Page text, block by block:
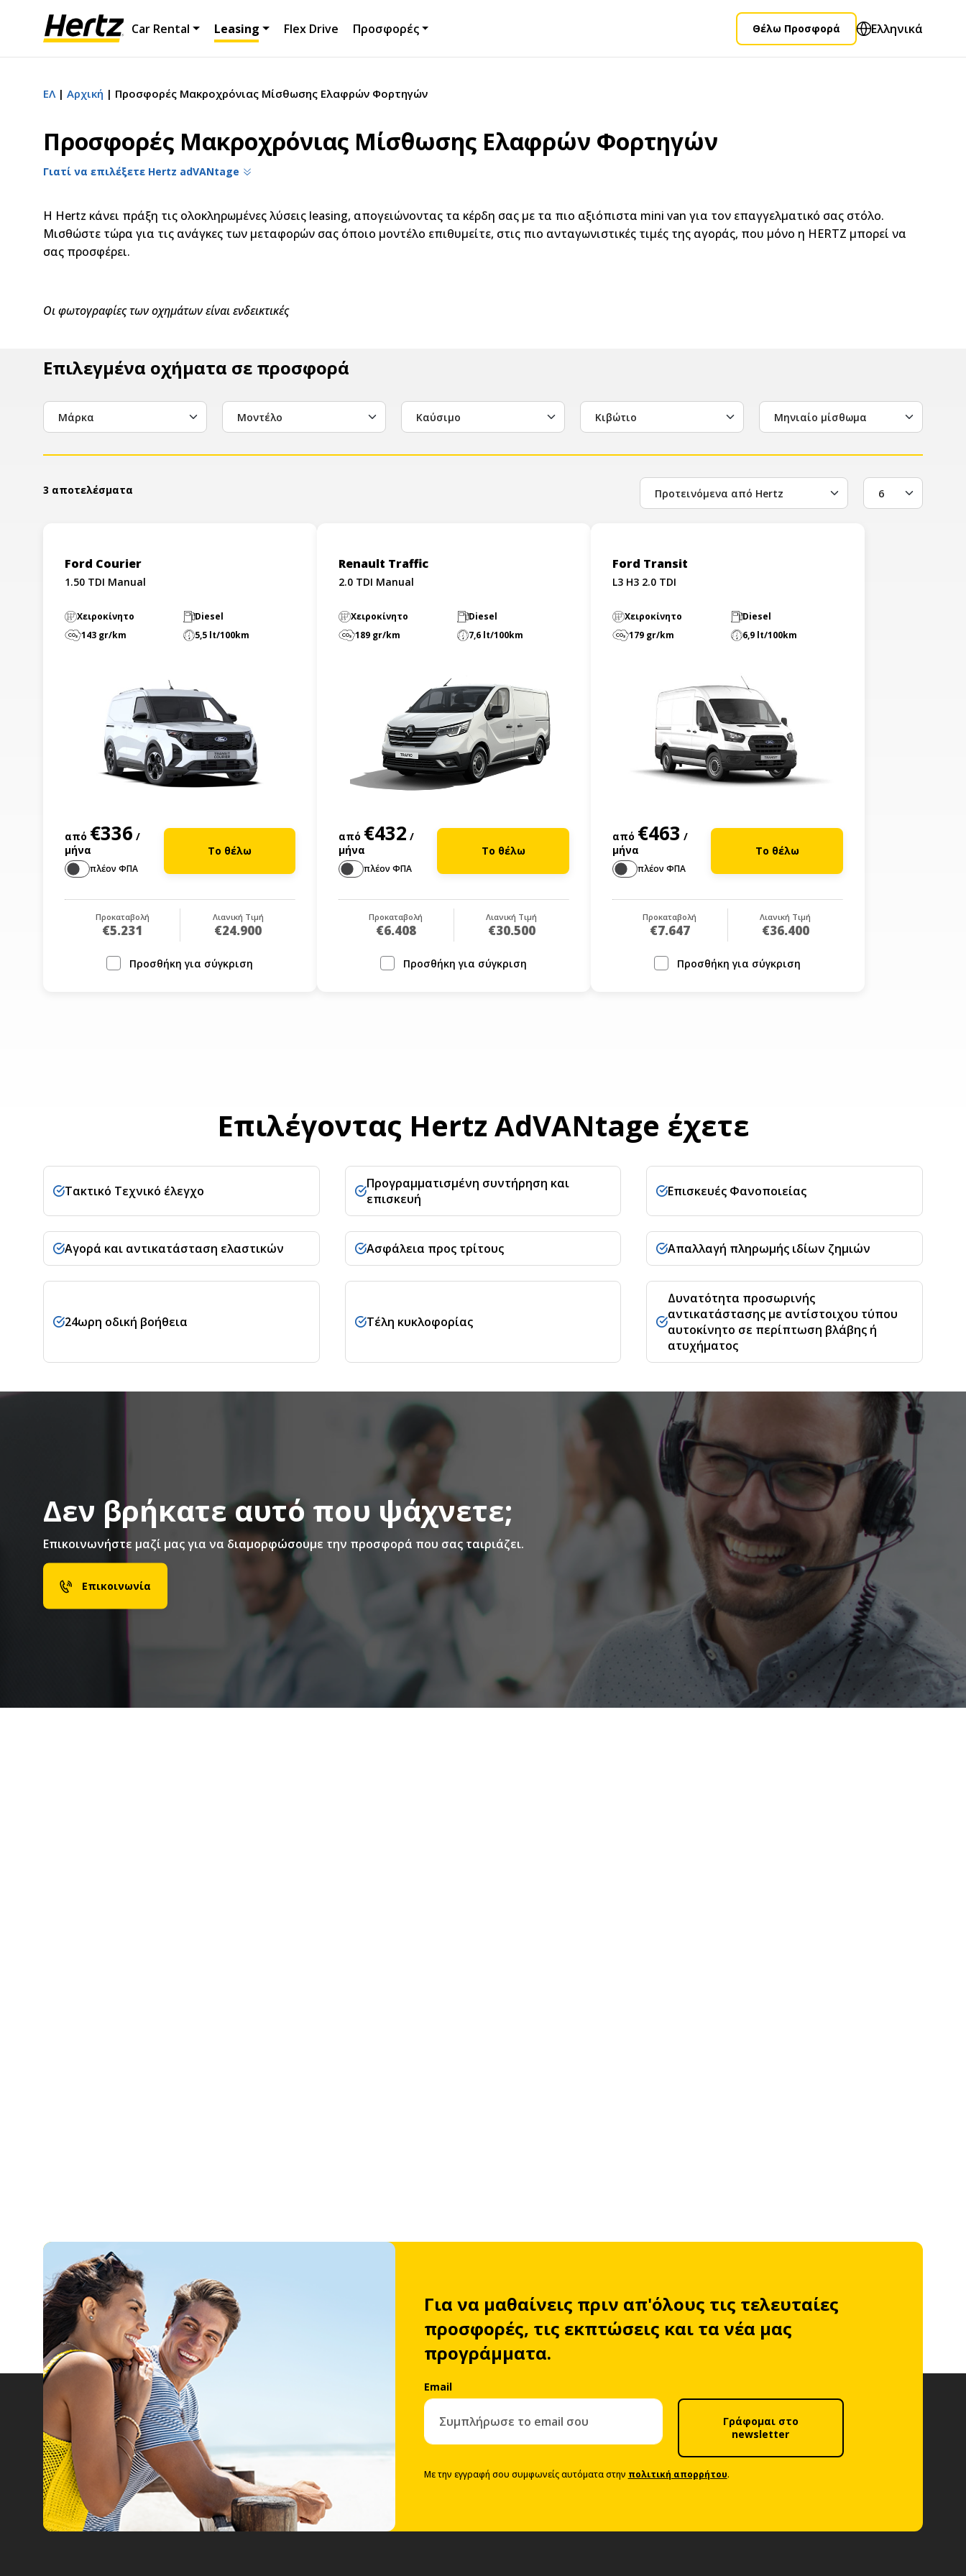
Car Rental Leasing Flex Drive Προσφορές Θέλω Προσφορά Ελληνικά
ΕΛ Αρχική Προσφορές Μακροχρόνιας Μίσθωσης Ελαφρών Φορτηγών
Προσφορές Μακροχρόνιας Μίσθωσης Ελαφρών Φορτηγών
Γιατί να επιλέξετε Hertz adVANtage
Η Hertz κάνει πράξη τις ολοκληρωμένες λύσεις leasing, απογειώνοντας τα κέρδη σας με τα πιο αξιόπιστα mini van για τον επαγγελματικό σας στόλο.
Μισθώστε τώρα για τις ανάγκες των μεταφορών σας όποιο μοντέλο επιθυμείτε, στις πιο ανταγωνιστικές τιμές της αγοράς, που μόνο η HERTZ μπορεί να
σας προσφέρει.
Οι φωτογραφίες των οχημάτων είναι ενδεικτικές
Επιλεγμένα οχήματα σε προσφορά
Μάρκα Μοντέλο Καύσιμο Κιβώτιο Μηνιαίο μίσθωμα
3 αποτελέσματα
Ford Courier
1.50 TDI Manual
Χειροκίνητο
Diesel
143 gr/km
5,5 lt/100km
από €336 /
μήνα
πλέον ΦΠΑ
Το θέλω
Προκαταβολή
€5.231
Λιανική Τιμή
€24.900
Προσθήκη για σύγκριση
Renault Traffic
2.0 TDI Manual
Χειροκίνητο
Diesel
189 gr/km
7,6 lt/100km
από €432 /
μήνα
πλέον ΦΠΑ
Το θέλω
Προκαταβολή
€6.408
Λιανική Τιμή
€30.500
Προσθήκη για σύγκριση
Ford Transit
L3 H3 2.0 TDI
Χειροκίνητο
Diesel
179 gr/km
6,9 lt/100km
από €463 /
μήνα
πλέον ΦΠΑ
Το θέλω
Προκαταβολή
€7.647
Λιανική Τιμή
€36.400
Προσθήκη για σύγκριση
Επιλέγοντας Hertz AdVANtage έχετε
Τακτικό Τεχνικό έλεγχο
Προγραμματισμένη συντήρηση και
επισκευή
Επισκευές Φανοποιείας
Αγορά και αντικατάσταση ελαστικών Ασφάλεια προς τρίτους Απαλλαγή πληρωμής ιδίων ζημιών
24ωρη οδική βοήθεια Τέλη κυκλοφορίας
Δυνατότητα προσωρινής
αντικατάστασης με αντίστοιχου τύπου
αυτοκίνητο σε περίπτωση βλάβης ή
ατυχήματος
Δεν βρήκατε αυτό που ψάχνετε;
Επικοινωνήστε μαζί μας για να διαμορφώσουμε την προσφορά που σας ταιριάζει.
Επικοινωνία
Για να μαθαίνεις πριν απ'όλους τις τελευταίες
προσφορές, τις εκπτώσεις και τα νέα μας
προγράμματα.
Email
Γράφομαι στο
newsletter
Με την εγγραφή σου συμφωνείς αυτόματα στην πολιτική απορρήτου.